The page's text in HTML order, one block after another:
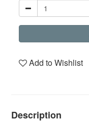
Add to Wishlist
Description